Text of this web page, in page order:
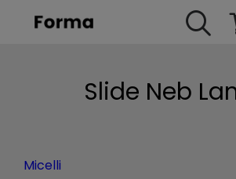
E-LEARNING
Slide Neb
Micelli